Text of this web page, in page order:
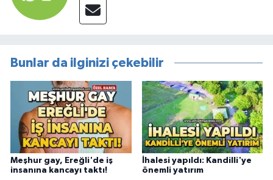
Bunlar da ilginizi çekebilir
Meşhur gay, Ereğli'de iş
insanına kancayı taktı!
İhalesi yapıldı: Kandilli'ye
önemli yatırım